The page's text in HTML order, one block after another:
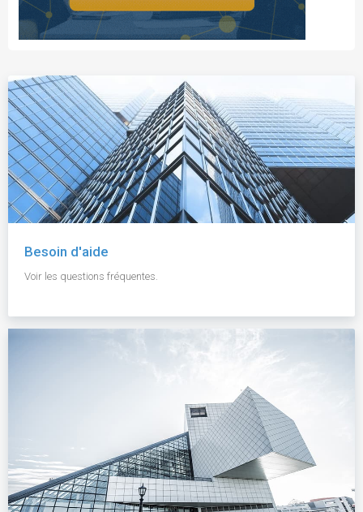
Besoin d'aide
Voir les questions fréquentes.